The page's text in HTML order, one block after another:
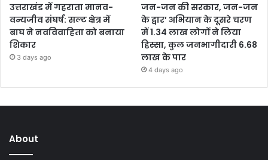
उत्तराखंड में गहराता मानव-
वन्यजीव संघर्ष: सल्ट क्षेत्र में
बाघ ने नवविवाहिता को बनाया
शिकार
3 days ago
जन-जन की सरकार, जन-जन
के द्वार’ अभियान के दूसरे चरण
में 1.34 लाख लोगों ने लिया
हिस्सा, कुल जनभागीदारी 6.68
लाख के पार
4 days ago
About